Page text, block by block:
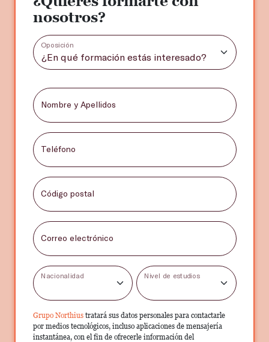
nosotros?
Oposición
Nombre y Apellidos
Teléfono
Código postal
Correo electrónico
Nacionalidad Nivel de estudios
Grupo Northius tratará sus datos personales para contactarle
por medios tecnológicos, incluso aplicaciones de mensajería
instantánea, con el fin de ofrecerle información del